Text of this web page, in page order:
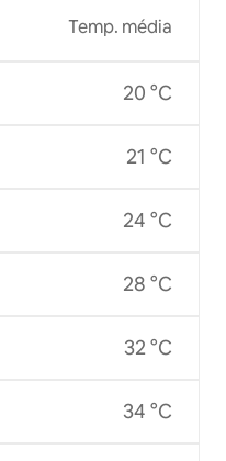
Temp. média
20 °C
21 °C
24 °C
28 °C
32 °C
34 °C